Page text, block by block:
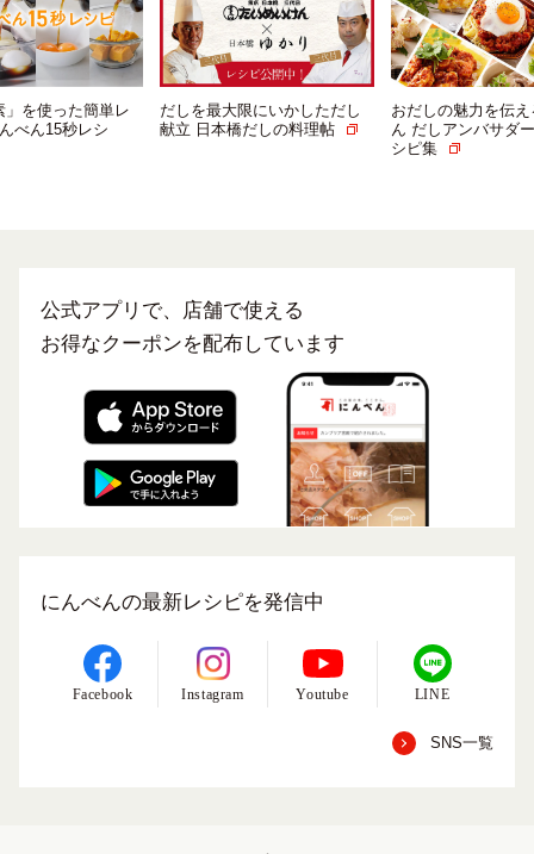
」を使った簡単レ
べん15秒レシ
だしを最大限にいかしただし
献立 日本橋だしの料理帖
おだしの魅力を伝
ん だしアンバサダ
シピ集
公式アプリで、店舗で使える
お得なクーポンを配布しています
にんべんの最新レシピを発信中
Facebook Instagram Youtube LINE
SNS一覧